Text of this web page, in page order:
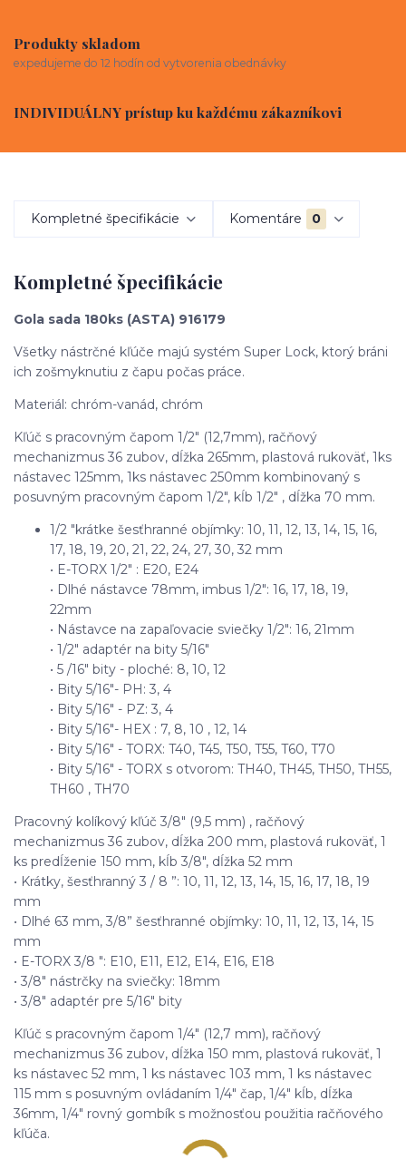
Produkty skladom
expedujeme do 12 hodín od vytvorenia obednávky
INDIVIDUÁLNY prístup ku každému zákazníkovi
Kompletné špecifikácie Komentáre 0
Kompletné špecifikácie
Gola sada 180ks (ASTA) 916179
Všetky nástrčné kľúče majú systém Super Lock, ktorý bráni
ich zošmyknutiu z čapu počas práce.
Materiál: chróm-vanád, chróm
Kľúč s pracovným čapom 1/2" (12,7mm), račňový
mechanizmus 36 zubov, dĺžka 265mm, plastová rukoväť, 1ks
nástavec 125mm, 1ks nástavec 250mm kombinovaný s
posuvným pracovným čapom 1/2", kĺb 1/2" , dĺžka 70 mm.
1/2 "krátke šesťhranné objímky: 10, 11, 12, 13, 14, 15, 16,
17, 18, 19, 20, 21, 22, 24, 27, 30, 32 mm
• E-TORX 1/2" : E20, E24
• Dlhé nástavce 78mm, imbus 1/2": 16, 17, 18, 19,
22mm
• Nástavce na zapaľovacie sviečky 1/2": 16, 21mm
• 1/2" adaptér na bity 5/16"
• 5 /16" bity - ploché: 8, 10, 12
• Bity 5/16"- PH: 3, 4
• Bity 5/16" - PZ: 3, 4
• Bity 5/16"- HEX : 7, 8, 10 , 12, 14
• Bity 5/16" - TORX: T40, T45, T50, T55, T60, T70
• Bity 5/16" - TORX s otvorom: TH40, TH45, TH50, TH55,
TH60 , TH70
Pracovný kolíkový kľúč 3/8" (9,5 mm) , račňový
mechanizmus 36 zubov, dĺžka 200 mm, plastová rukoväť, 1
ks predĺženie 150 mm, kĺb 3/8", dĺžka 52 mm
• Krátky, šesťhranný 3 / 8 ”: 10, 11, 12, 13, 14, 15, 16, 17, 18, 19
mm
• Dlhé 63 mm, 3/8” šesťhranné objímky: 10, 11, 12, 13, 14, 15
mm
• E-TORX 3/8 ": E10, E11, E12, E14, E16, E18
• 3/8" nástrčky na sviečky: 18mm
• 3/8" adaptér pre 5/16" bity
Kľúč s pracovným čapom 1/4" (12,7 mm), račňový
mechanizmus 36 zubov, dĺžka 150 mm, plastová rukoväť, 1
ks nástavec 52 mm, 1 ks nástavec 103 mm, 1 ks nástavec
115 mm s posuvným ovládaním 1/4" čap, 1/4" kĺb, dĺžka
36mm, 1/4" rovný gombík s možnosťou použitia račňového
kľúča.